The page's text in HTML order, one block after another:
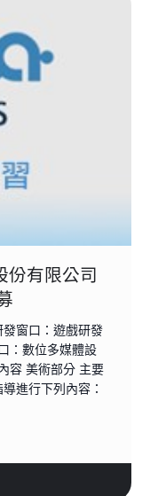
份有限公司
發窗口：遊戲研發
：數位多媒體設
容 美術部分 主要
進行下列內容：